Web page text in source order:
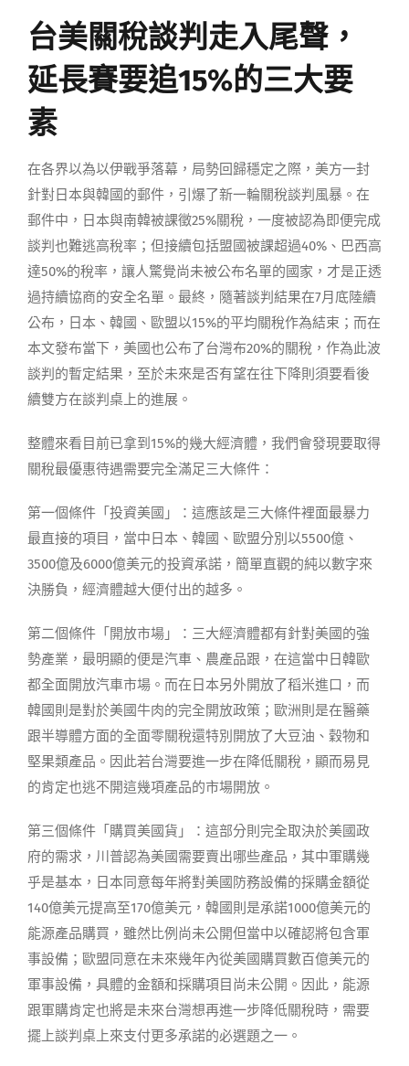
台美關稅談判走入尾聲，
延長賽要追15%的三大要
素
在各界以為以伊戰爭落幕，局勢回歸穩定之際，美方一封
針對日本與韓國的郵件，引爆了新一輪關稅談判風暴。在
郵件中，日本與南韓被課徵25%關稅，一度被認為即便完成
談判也難逃高稅率；但接續包括盟國被課超過40%、巴西高
達50%的稅率，讓人驚覺尚未被公布名單的國家，才是正透
過持續協商的安全名單。最終，隨著談判結果在7月底陸續
公布，日本、韓國、歐盟以15%的平均關稅作為結束；而在
本文發布當下，美國也公布了台灣布20%的關稅，作為此波
談判的暫定結果，至於未來是否有望在往下降則須要看後
續雙方在談判桌上的進展。
整體來看目前已拿到15%的幾大經濟體，我們會發現要取得
關稅最優惠待遇需要完全滿足三大條件：
第一個條件「投資美國」：這應該是三大條件裡面最暴力
最直接的項目，當中日本、韓國、歐盟分別以5500億、
3500億及6000億美元的投資承諾，簡單直觀的純以數字來
決勝負，經濟體越大便付出的越多。
第二個條件「開放市場」：三大經濟體都有針對美國的強
勢產業，最明顯的便是汽車、農產品跟，在這當中日韓歐
都全面開放汽車市場。而在日本另外開放了稻米進口，而
韓國則是對於美國牛肉的完全開放政策；歐洲則是在醫藥
跟半導體方面的全面零關稅還特別開放了大豆油、穀物和
堅果類產品。因此若台灣要進一步在降低關稅，顯而易見
的肯定也逃不開這幾項產品的市場開放。
第三個條件「購買美國貨」：這部分則完全取決於美國政
府的需求，川普認為美國需要賣出哪些產品，其中軍購幾
乎是基本，日本同意每年將對美國防務設備的採購金額從
140億美元提高至170億美元，韓國則是承諾1000億美元的
能源產品購買，雖然比例尚未公開但當中以確認將包含軍
事設備；歐盟同意在未來幾年內從美國購買數百億美元的
軍事設備，具體的金額和採購項目尚未公開。因此，能源
跟軍購肯定也將是未來台灣想再進一步降低關稅時，需要
擺上談判桌上來支付更多承諾的必選題之一。